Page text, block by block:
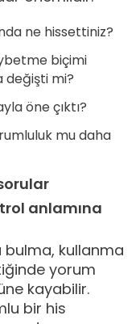
ne hissettiniz?
biçimi
değişti mi?
öne çıktı?
mu daha
anlamına
bulma, kullanma
yorum
kayabilir.
bir his